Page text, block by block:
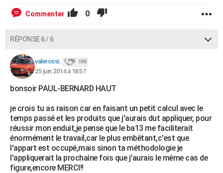
Commenter 0
RÉPONSE 6 / 6
valerossi. 188
25 juin 2014 à 18:57
bonsoir PAUL-BERNARD HAUT
je crois tu as raison car en faisant un petit calcul avec le
temps passé et les produits que j'aurais dut appliquer, pour
réussir mon enduit,je pense que le ba13 me faciliterait
énormément le travail,car le plus embêtant,c'est que
l'appart est occupé,mais sinon ta méthodologie je
l'appliquerait la prochaine fois que j'aurais le même cas de
figure,encore MERCI!!